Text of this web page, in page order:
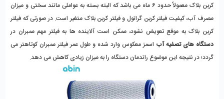
کربن بلاک معمولاً حدود 6 ماه می باشد که البته بسته به عواملی مانند سختی و میزان
مصرف آب، کیفیت فیلتر کربن گرانول و فیلتر کربن بلاک متغیر است. در صورتی که فیلتر
کربن بلاک به موقع تعویض نشود، ممکن است آلاینده ها به فیلتر مهم ممبران در
دستگاه های تصفیه آب اسمز معکوس وارد شده و طول عمر فیلتر ممبران کوتاهتر می
گردد؛ در نتیجه این موضوع راندمان دستگاه را به میزان زیادی کاهش می دهد.